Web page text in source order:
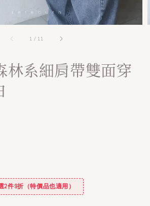
1 / 11
林系細肩帶雙面穿
件9折（特價品也適用）